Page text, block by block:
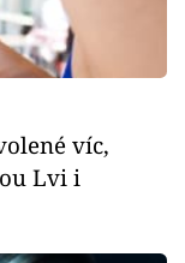
víc,
Lvi i